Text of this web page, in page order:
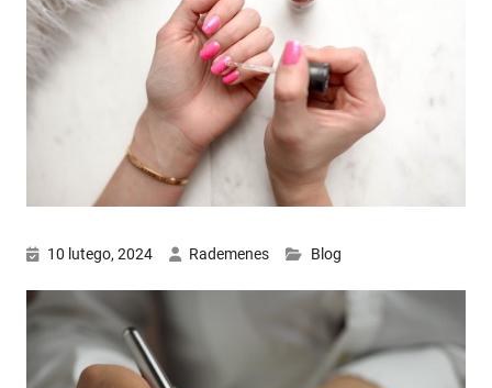
10 lutego, 2024 Rademenes Blog